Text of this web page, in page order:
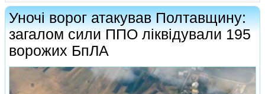
Уночі ворог атакував Полтавщину:
загалом сили ППО ліквідували 195
ворожих БпЛА